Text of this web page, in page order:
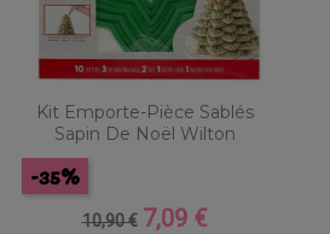
Kit Emporte-Pièce Sablés
Sapin De Noël Wilton
Prix
10,90 €
-35%
Prix
7,09 €